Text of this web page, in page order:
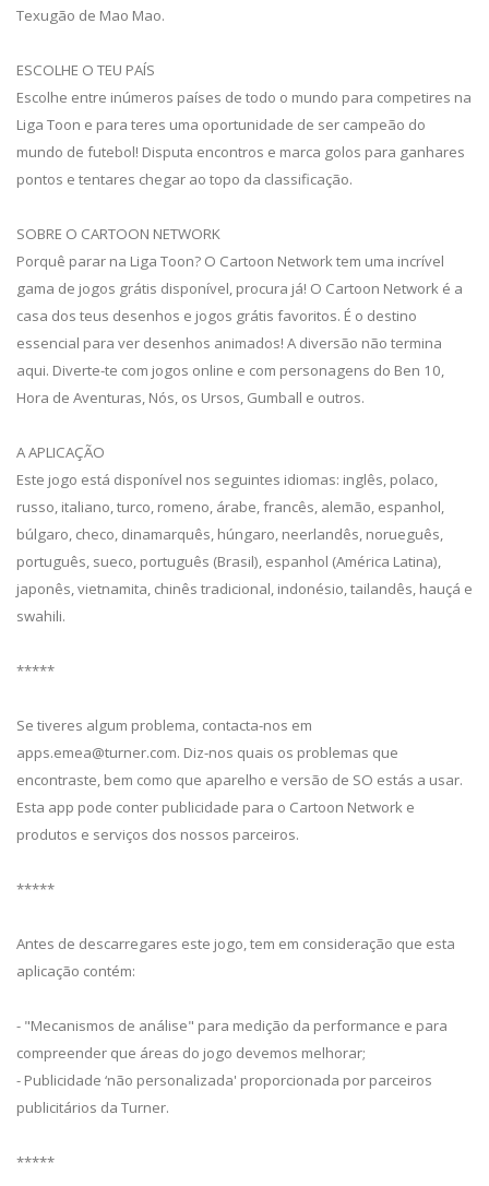
Texugão de Mao Mao.
ESCOLHE O TEU PAÍS
Escolhe entre inúmeros países de todo o mundo para competires na
Liga Toon e para teres uma oportunidade de ser campeão do
mundo de futebol! Disputa encontros e marca golos para ganhares
pontos e tentares chegar ao topo da classificação.
SOBRE O CARTOON NETWORK
Porquê parar na Liga Toon? O Cartoon Network tem uma incrível
gama de jogos grátis disponível, procura já! O Cartoon Network é a
casa dos teus desenhos e jogos grátis favoritos. É o destino
essencial para ver desenhos animados! A diversão não termina
aqui. Diverte-te com jogos online e com personagens do Ben 10,
Hora de Aventuras, Nós, os Ursos, Gumball e outros.
A APLICAÇÃO
Este jogo está disponível nos seguintes idiomas: inglês, polaco,
russo, italiano, turco, romeno, árabe, francês, alemão, espanhol,
búlgaro, checo, dinamarquês, húngaro, neerlandês, norueguês,
português, sueco, português (Brasil), espanhol (América Latina),
japonês, vietnamita, chinês tradicional, indonésio, tailandês, hauçá e
swahili.
*****
Se tiveres algum problema, contacta-nos em
apps.emea@turner.com. Diz-nos quais os problemas que
encontraste, bem como que aparelho e versão de SO estás a usar.
Esta app pode conter publicidade para o Cartoon Network e
produtos e serviços dos nossos parceiros.
*****
Antes de descarregares este jogo, tem em consideração que esta
aplicação contém:
- "Mecanismos de análise" para medição da performance e para
compreender que áreas do jogo devemos melhorar;
- Publicidade ‘não personalizada' proporcionada por parceiros
publicitários da Turner.
*****